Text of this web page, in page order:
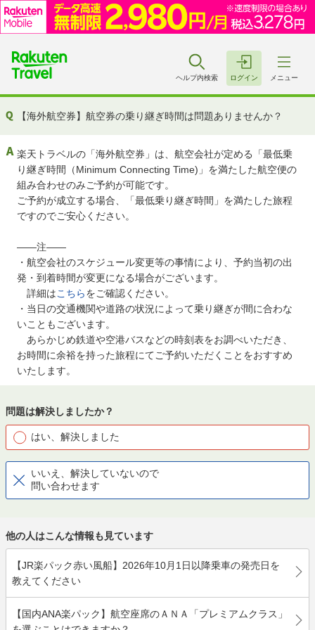
ヘルプ内検索 ログイン メニュー
【海外航空券】航空券の乗り継ぎ時間は問題ありませんか？
楽天トラベルの「海外航空券」は、航空会社が定める「最低乗
り継ぎ時間（Minimum Connecting Time)」を満たした航空便の
組み合わせのみご予約が可能です。
ご予約が成立する場合、「最低乗り継ぎ時間」を満たした旅程
ですのでご安心ください。
――注――
・航空会社のスケジュール変更等の事情により、予約当初の出
発・到着時間が変更になる場合がございます。
詳細はこちらをご確認ください。
・当日の交通機関や道路の状況によって乗り継ぎが間に合わな
いこともございます。
あらかじめ鉄道や空港バスなどの時刻表をお調べいただき、
お時間に余裕を持った旅程にてご予約いただくことをおすすめ
いたします。
問題は解決しましたか？
はい、解決しました
いいえ、解決していないので
問い合わせます
他の人はこんな情報も見ています
【JR楽パック赤い風船】2026年10月1日以降乗車の発売日を
教えてください
【国内ANA楽パック】航空座席のＡＮＡ「プレミアムクラス」